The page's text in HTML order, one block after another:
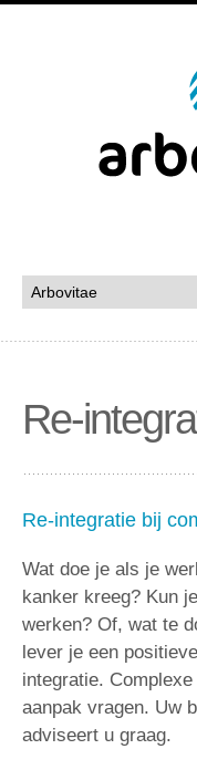
Re-
Re-integratie bij
Wat doe je als je
kanker kreeg? Kun
werken? Of, wat te
lever je een
integratie.
aanpak vragen. Uw
adviseert u graag.